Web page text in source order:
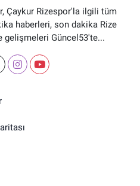
Çaykur Rizespor'la ilgili tüm
haberleri, son dakika Rize
gelişmeleri Güncel53'te...